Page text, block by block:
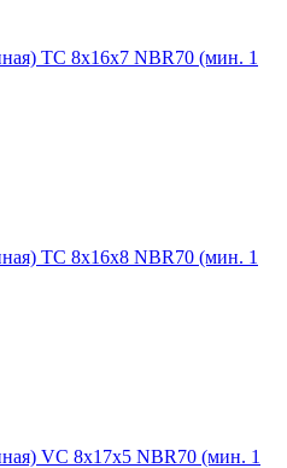
TC 8х16х7 NBR70 (мин. 1
TC 8х16х8 NBR70 (мин. 1
VC 8х17х5 NBR70 (мин. 1